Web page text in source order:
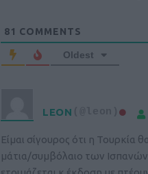
81 COMMENTS
Oldest
LEON
Είμαι σίγουρος ότι η Τουρκία
μάτια/συμβόλαιο των Ισπανών